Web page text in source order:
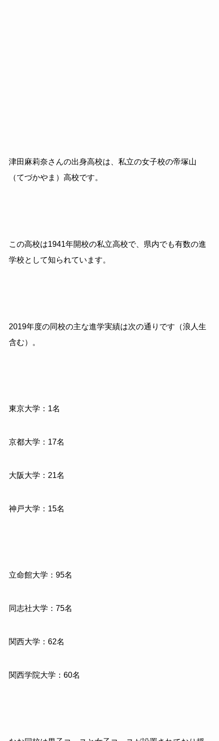
津田麻莉奈さんの出身高校は、私立の女子校の帝塚山
（てづかやま）高校です。
この高校は1941年開校の私立高校で、県内でも有数の進
学校として知られています。
2019年度の同校の主な進学実績は次の通りです（浪人生
含む）。
東京大学：1名
京都大学：17名
大阪大学：21名
神戸大学：15名
立命館大学：95名
同志社大学：75名
関西大学：62名
関西学院大学：60名